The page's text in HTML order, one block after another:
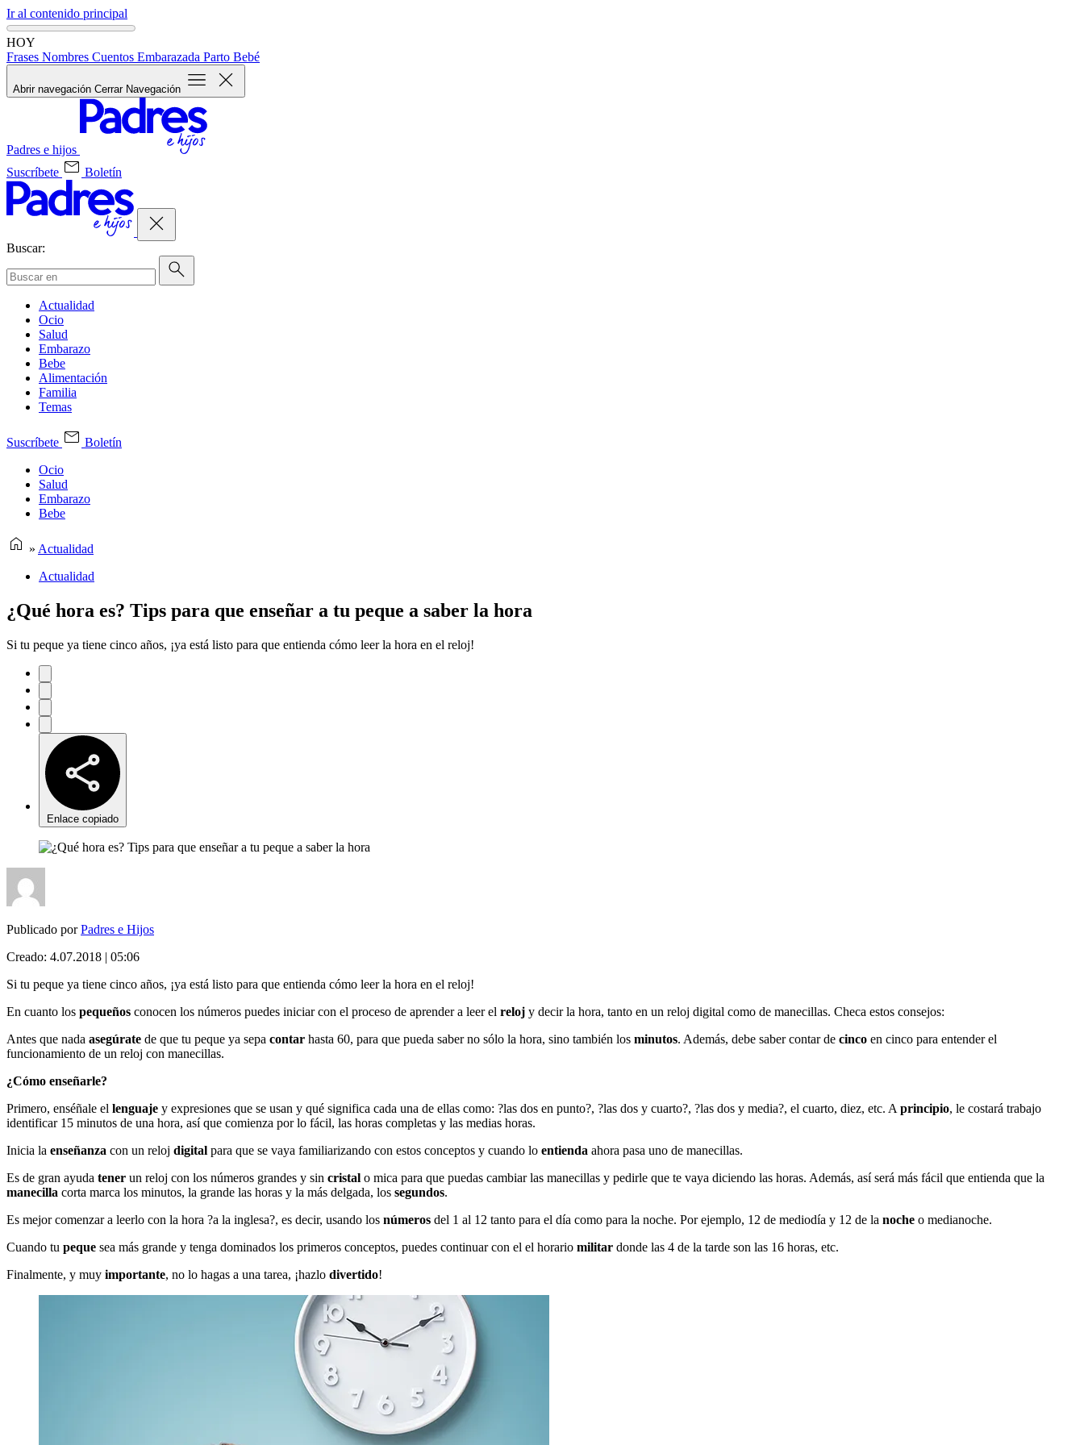
Ir al contenido principal
HOY
Frases Nombres Cuentos Embarazada Parto Bebé
Abrir navegación Cerrar Navegación
Padres e hijos
Suscríbete
Boletín
Buscar:
Actualidad
Ocio
Salud
Embarazo
Bebe
Alimentación
Familia
Temas
Suscríbete
Boletín
Ocio
Salud
Embarazo
Bebe
» Actualidad
Actualidad
¿Qué hora es? Tips para que enseñar a tu peque a saber la hora
Si tu peque ya tiene cinco años, ¡ya está listo para que entienda cómo leer la hora en el reloj!
Enlace copiado
Publicado porPadres e Hijos
Creado: 4.07.2018 | 05:06
Si tu peque ya tiene cinco años, ¡ya está listo para que entienda cómo leer la hora en el reloj!
En cuanto los pequeños conocen los números puedes iniciar con el proceso de aprender a leer el reloj y decir la hora, tanto en un reloj digital como de manecillas. Checa estos consejos:
Antes que nada asegúrate de que tu peque ya sepa contar hasta 60, para que pueda saber no sólo la hora, sino también los minutos. Además, debe saber contar de cinco en cinco para entender el
funcionamiento de un reloj con manecillas.
¿Cómo enseñarle?
Primero, enséñale el lenguaje y expresiones que se usan y qué significa cada una de ellas como: ?las dos en punto?, ?las dos y cuarto?, ?las dos y media?, el cuarto, diez, etc. A principio, le costará trabajo
identificar 15 minutos de una hora, así que comienza por lo fácil, las horas completas y las medias horas.
Inicia la enseñanza con un reloj digital para que se vaya familiarizando con estos conceptos y cuando lo entienda ahora pasa uno de manecillas.
Es de gran ayuda tener un reloj con los números grandes y sin cristal o mica para que puedas cambiar las manecillas y pedirle que te vaya diciendo las horas. Además, así será más fácil que entienda que la
manecilla corta marca los minutos, la grande las horas y la más delgada, los segundos.
Es mejor comenzar a leerlo con la hora ?a la inglesa?, es decir, usando los números del 1 al 12 tanto para el día como para la noche. Por ejemplo, 12 de mediodía y 12 de la noche o medianoche.
Cuando tu peque sea más grande y tenga dominados los primeros conceptos, puedes continuar con el el horario militar donde las 4 de la tarde son las 16 horas, etc.
Finalmente, y muy importante, no lo hagas a una tarea, ¡hazlo divertido!